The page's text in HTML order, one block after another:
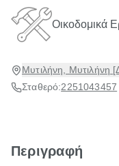
Οικοδομικά
Μυτιλήνη, Μυτιλήνη
Σταθερό:2251043457
Περιγραφή